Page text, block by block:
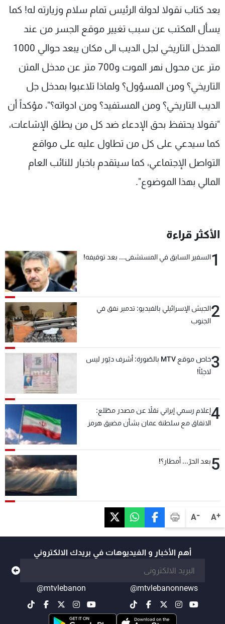
A+
A-
بعد كتاب نقولا لدولة الرئيس تمام سلام وزيارته له! كما
يسأل المكتب عن سبب تغيير موقع الجسر من عند
المدخل التاريخي لجل الديب الى مكان يبعد حوالي 1000
متر عن محول نهر الموت و700 متر عن مدخل المتن
التاريخي؟ ومن المسؤول؟ ولماذا تلاعبوا بمدخل جل
الديب التاريخي؟ ومن المستفيد؟ ومن ادواته؟"، مؤكداً أن
"نقولا يحتفظ بحق الإدعاء ضد كل من يطلق الإشاعات،
كما سيدعي على كل من تطاول عليه على مواقع
التواصل الإجتماعي، كما سيتقدم باخبار للنائب العام
المالي بهذا الموضوع".
الأكثر قراءة
1السفير السابق في المستشفى... بعد توقيفه!
2الجيش الإسرائيلي بالفيديو: تدمير نفق في
الجنوب
3
خاص موقع MTV بالصّورة: أشرف دبّور ليس
لاجئاً!
4إعلام رسمي إيراني نقلاً عن مصدر مطّلع:
الاتفاق مع سلطنة عمان بشأن مضيق هرمز
5بعد الحرّ... أمطار؟!
أهم الأخبار و الفيديوهات في بريدك الالكتروني
@mtvlebanonnews
@mtvlebanon